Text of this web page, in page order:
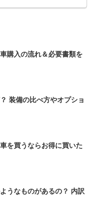
購入の流れ＆必要書類を
装備の比べ方やオプショ
を買うならお得に買いた
うなものがあるの？ 内訳